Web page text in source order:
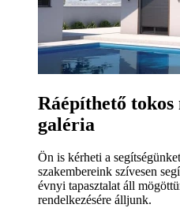
Ráépíthető
galéria
Ön is kérheti a
szakembereink szívesen
évnyi tapasztalat áll
rendelkezésére álljunk.